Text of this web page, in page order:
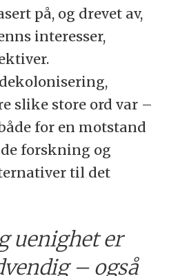
på, og drevet av,
interesser,
slike store ord var –
for en motstand
forskning og
til det
uenighet er
– også